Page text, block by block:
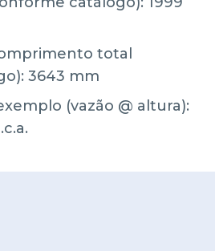
total
3643 mm
(vazão @ altura):